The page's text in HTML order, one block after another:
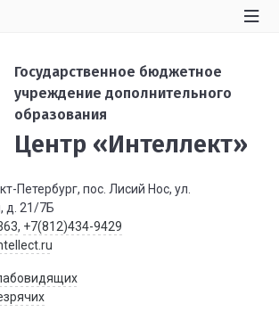
Государственное бюджетное
учреждение дополнительного
образования
Центр «Интеллект»
Петербург, пос. Лисий Нос, ул.
д. 21/7Б
, +7(812)434-9429